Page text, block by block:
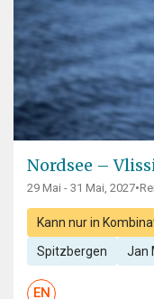
Nordsee –
29 Mai - 31 Mai, 2027•
Kann nur in
Spitzbergen Jan
EN